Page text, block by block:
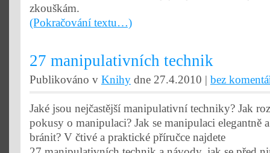
zkouškám.
(Pokračování textu…)
27 manipulativních technik
Publikováno v Knihy dne 27.4.2010 | bez
Jaké jsou nejčastější manipulativní techniky? Jak
pokusy o manipulaci? Jak se manipulaci elegantně
bránit? V čtivé a praktické příručce najdete